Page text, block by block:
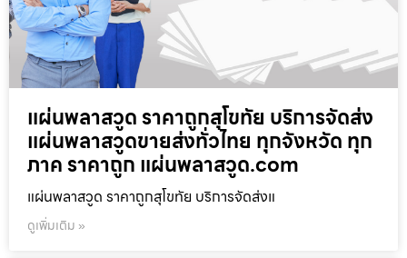
แผ่นพลาสวูด ราคาถูกสุโขทัย บริการจัดส่ง
แผ่นพลาสวูดขายส่งทั่วไทย ทุกจังหวัด ทุก
ภาค ราคาถูก แผ่นพลาสวูด.com
แผ่นพลาสวูด ราคาถูกสุโขทัย บริการจัดส่งแ
ดูเพิ่มเติม »